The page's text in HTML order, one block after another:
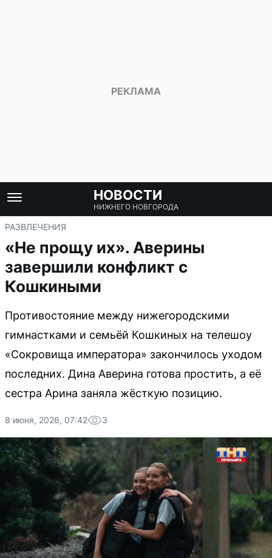
НОВОСТИ
НИЖНЕГО НОВГОРОДА
РАЗВЛЕЧЕНИЯ
«Не прощу их». Аверины
завершили конфликт с
Кошкиными
Противостояние между нижегородскими
гимнастками и семьёй Кошкиных на телешоу
«Сокровища императора» закончилось уходом
последних. Дина Аверина готова простить, а её
сестра Арина заняла жёсткую позицию.
8 июня, 2026, 07:42 3